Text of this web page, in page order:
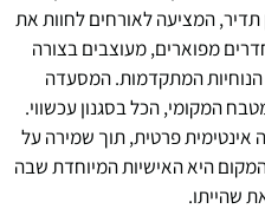
המציעה לאורחים לחוות את
מפוארים, מעוצבים בצורה
הנוחיות המתקדמות. המסעדה
המקומי, הכל בסגנון עכשווי.
אינטימית פרטית, תוך שמירה על
היא האישיות המיוחדת שבה
שהייתו.